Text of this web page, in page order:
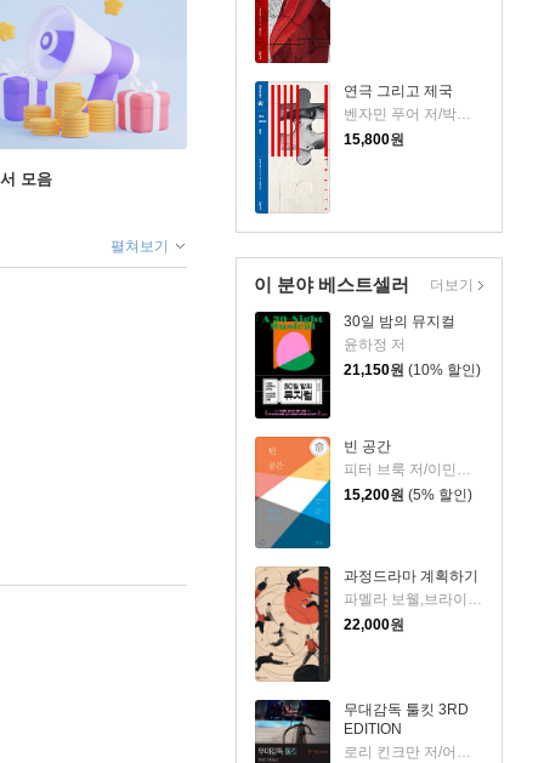
연극 그리고 제국
벤자민 푸어 저/박희본 역
15,800원
이 분야 베스트셀러
30일 밤의 뮤지컬
윤하정 저
21,150원 (10% 할인)
빈 공간
15,200원 (5% 할인)
과정드라마 계획하기
파멜라 보웰,브라이언 힙 저/조경향 역
22,000원
무대감독 툴킷 3RD
EDITION
로리 킨크만 저/어경준 역
더보기
모음
펼쳐보기